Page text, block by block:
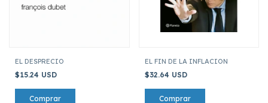
EL DESPRECIO
$15.24 USD
EL FIN DE LA INFLACION
$32.64 USD